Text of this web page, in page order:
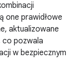
one prawidłowe
aktualizowane
co pozwala
w bezpiecznym